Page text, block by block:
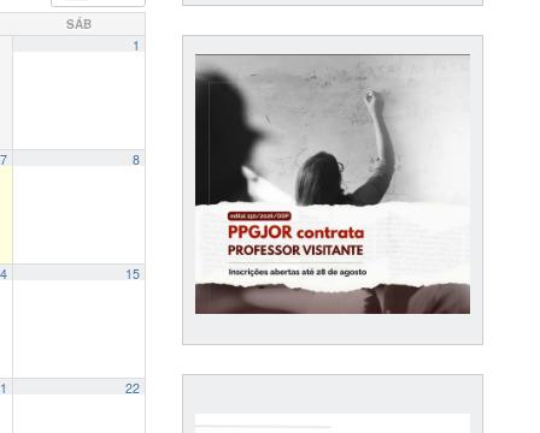
SÁB
1
7 8
15
22